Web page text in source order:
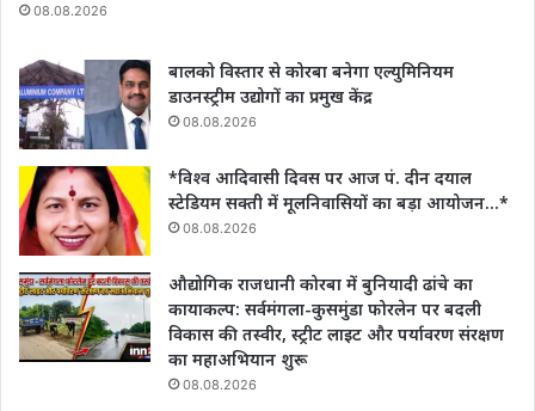
08.08.2026
बालको विस्तार से कोरबा बनेगा एल्युमिनियम
डाउनस्ट्रीम उद्योगों का प्रमुख केंद्र
08.08.2026
*विश्व आदिवासी दिवस पर आज पं. दीन दयाल
स्टेडियम सक्ती में मूलनिवासियों का बड़ा आयोजन…*
08.08.2026
औद्योगिक राजधानी कोरबा में बुनियादी ढांचे का
कायाकल्प: सर्वमंगला-कुसमुंडा फोरलेन पर बदली
विकास की तस्वीर, स्ट्रीट लाइट और पर्यावरण संरक्षण
का महाअभियान शुरू
08.08.2026